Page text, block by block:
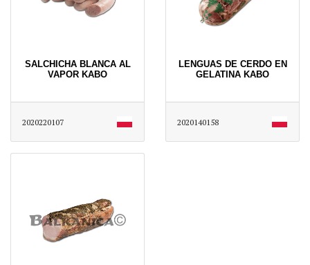
SALCHICHA BLANCA AL
VAPOR KABO
2020220107
LENGUAS DE CERDO EN
GELATINA KABO
2020140158